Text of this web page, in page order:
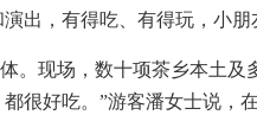
出，有得吃、有得玩，小朋
。现场，数十项茶乡本土及
很好吃。”游客潘女士说，